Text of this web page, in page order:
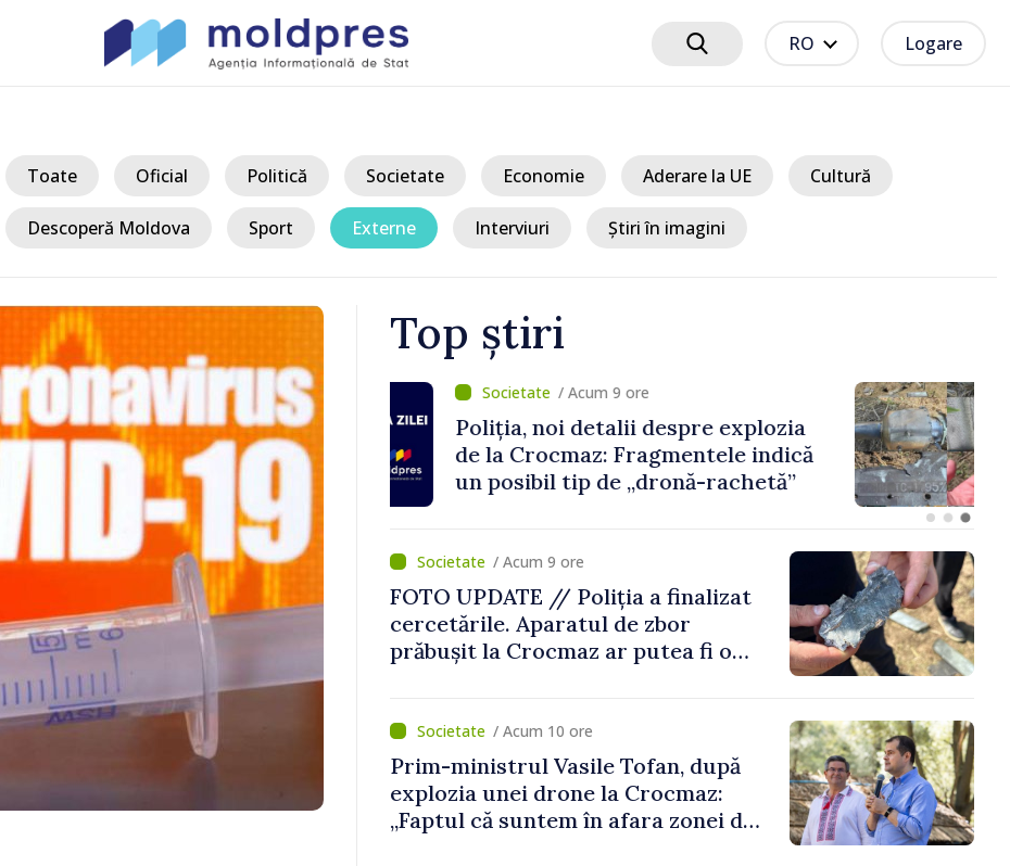
RO Logare
Toate Oficial Politică Societate Economie Aderare la UE Cultură
Descoperă Moldova Sport Externe Interviuri Știri în imagini
Top știri
luni, 10
/ Acum 9 ore
Poliția, noi detalii despre explozia
de la Crocmaz: Fragmentele indică
un posibil tip de „dronă-rachetă”
/ Acum 9 ore
FOTO UPDATE // Poliția a finalizat
cercetările. Aparatul de zbor
prăbușit la Crocmaz ar putea fi o
/ Acum 10 ore
Prim-ministrul Vasile Tofan, după
explozia unei drone la Crocmaz:
„Faptul că suntem în afara zonei de